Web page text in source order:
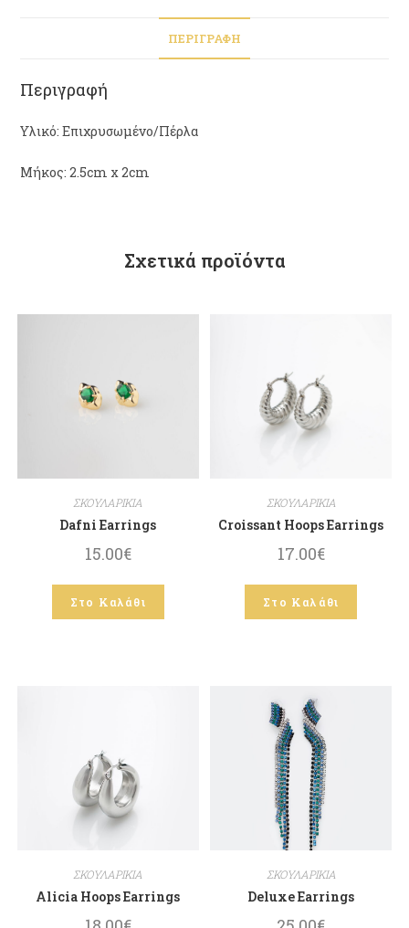
ΠΕΡΙΓΡΑΦΉ
Περιγραφή
Υλικό: Επιχρυσωμένο/Πέρλα
Μήκος: 2.5cm x 2cm
Σχετικά προϊόντα
ΣΚΟΥΛΑΡΙΚΙΑ
Dafni Earrings
15.00€
Στο Καλάθι
ΣΚΟΥΛΑΡΙΚΙΑ
Croissant Hoops Earrings
17.00€
Στο Καλάθι
ΣΚΟΥΛΑΡΙΚΙΑ
Alicia Hoops Earrings
ΣΚΟΥΛΑΡΙΚΙΑ
Deluxe Earrings